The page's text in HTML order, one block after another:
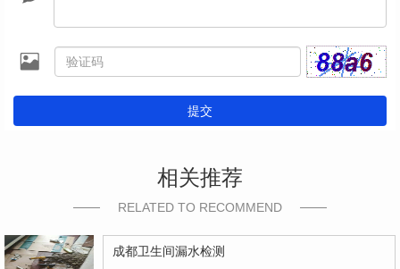
提交
相关推荐
RELATED TO RECOMMEND
成都卫生间漏水检测